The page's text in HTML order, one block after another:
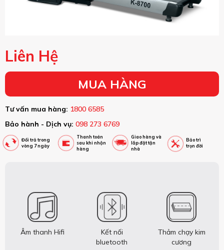
Liên Hệ
MUA HÀNG
Tư vấn mua hàng: 1800 6585
Bảo hành - Dịch vụ: 098 273 6769
Đổi trả trong
vòng 7 ngày
Thanh toán
sau khi nhận
hàng
Giao hàng và
lắp đặt tận
nhà
Bảo trì
trọn đời
Âm thanh Hifi
Kết nối
bluetooth
Thảm chạy kim
cương